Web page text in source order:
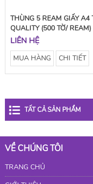
THÙNG 5 REAM GIẤY
QUALITY (500 TỜ/ REAM)
LIÊN HỆ
MUA HÀNG CHI TIẾT
TẤT CẢ SẢN PHẨM
VỀ CHÚNG TÔI
TRANG CHỦ